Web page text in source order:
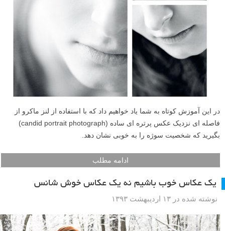
در این آموزش کوتاه به شما یاد خواهیم داد که با استفاده از لنز ماکرو از
فاصله ای نزدیک عکس پرتره ای ساده (candid portrait photograph)
بگیرید که شخصیت سوژه را به خوبی نشان دهد.
ادامه مطلب
یک عکاس خوب باشیم نه یک عکاس خوش شانس
نوشته شده در ۱۳ اردیبهشت ۱۳۹۳